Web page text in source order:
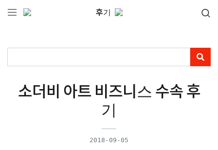
후기
소더비 아트 비즈니스 수속 후
기
2018-09-05